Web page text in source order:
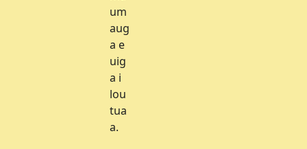
um
aug
a e
uig
a i
lou
tua
a.